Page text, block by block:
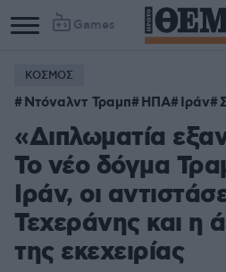
Games
ΚΟΣΜΟΣ
Ντόναλντ Τραμπ ΗΠΑ Ιράν
«Διπλωματία
Το νέο δόγμα
Ιράν, οι
Τεχεράνης και η
της εκεχειρίας